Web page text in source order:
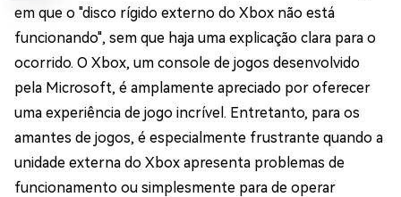
em que o "disco rígido externo do Xbox não está
funcionando", sem que haja uma explicação clara para o
ocorrido. O Xbox, um console de jogos desenvolvido
pela Microsoft, é amplamente apreciado por oferecer
uma experiência de jogo incrível. Entretanto, para os
amantes de jogos, é especialmente frustrante quando a
unidade externa do Xbox apresenta problemas de
funcionamento ou simplesmente para de operar